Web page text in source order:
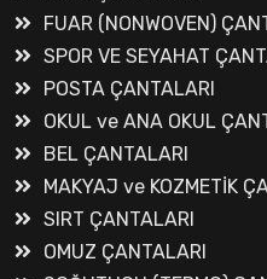
FUAR (NONWOVEN)
SPOR VE SEYAHAT
POSTA ÇANTALARI
OKUL ve ANA OKUL
BEL ÇANTALARI
MAKYAJ ve KOZMETİK
SIRT ÇANTALARI
OMUZ ÇANTALARI